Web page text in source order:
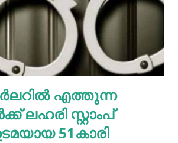
ദിനാർ:219:35 കുവൈറ്റ് ദിനാർ:
: 18:44 യൂറോ :87:58 ചൈന യുവാൻ
എത്തുന്ന
ലഹരി സ്റ്റാംപ്
51കാരി